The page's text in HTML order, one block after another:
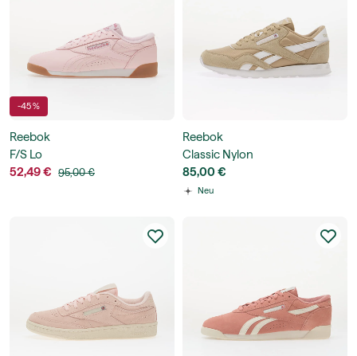
-45 %
Reebok
F/S Lo
52,49 € 95,00 €
Reebok
Classic Nylon
85,00 €
Neu